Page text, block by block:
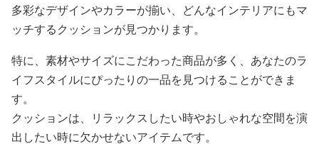
多彩なデザインやカラーが揃い、どんなインテリアにもマ
ッチするクッションが見つかります。
特に、素材やサイズにこだわった商品が多く、あなたのラ
イフスタイルにぴったりの一品を見つけることができま
す。
クッションは、リラックスしたい時やおしゃれな空間を演
出したい時に欠かせないアイテムです。